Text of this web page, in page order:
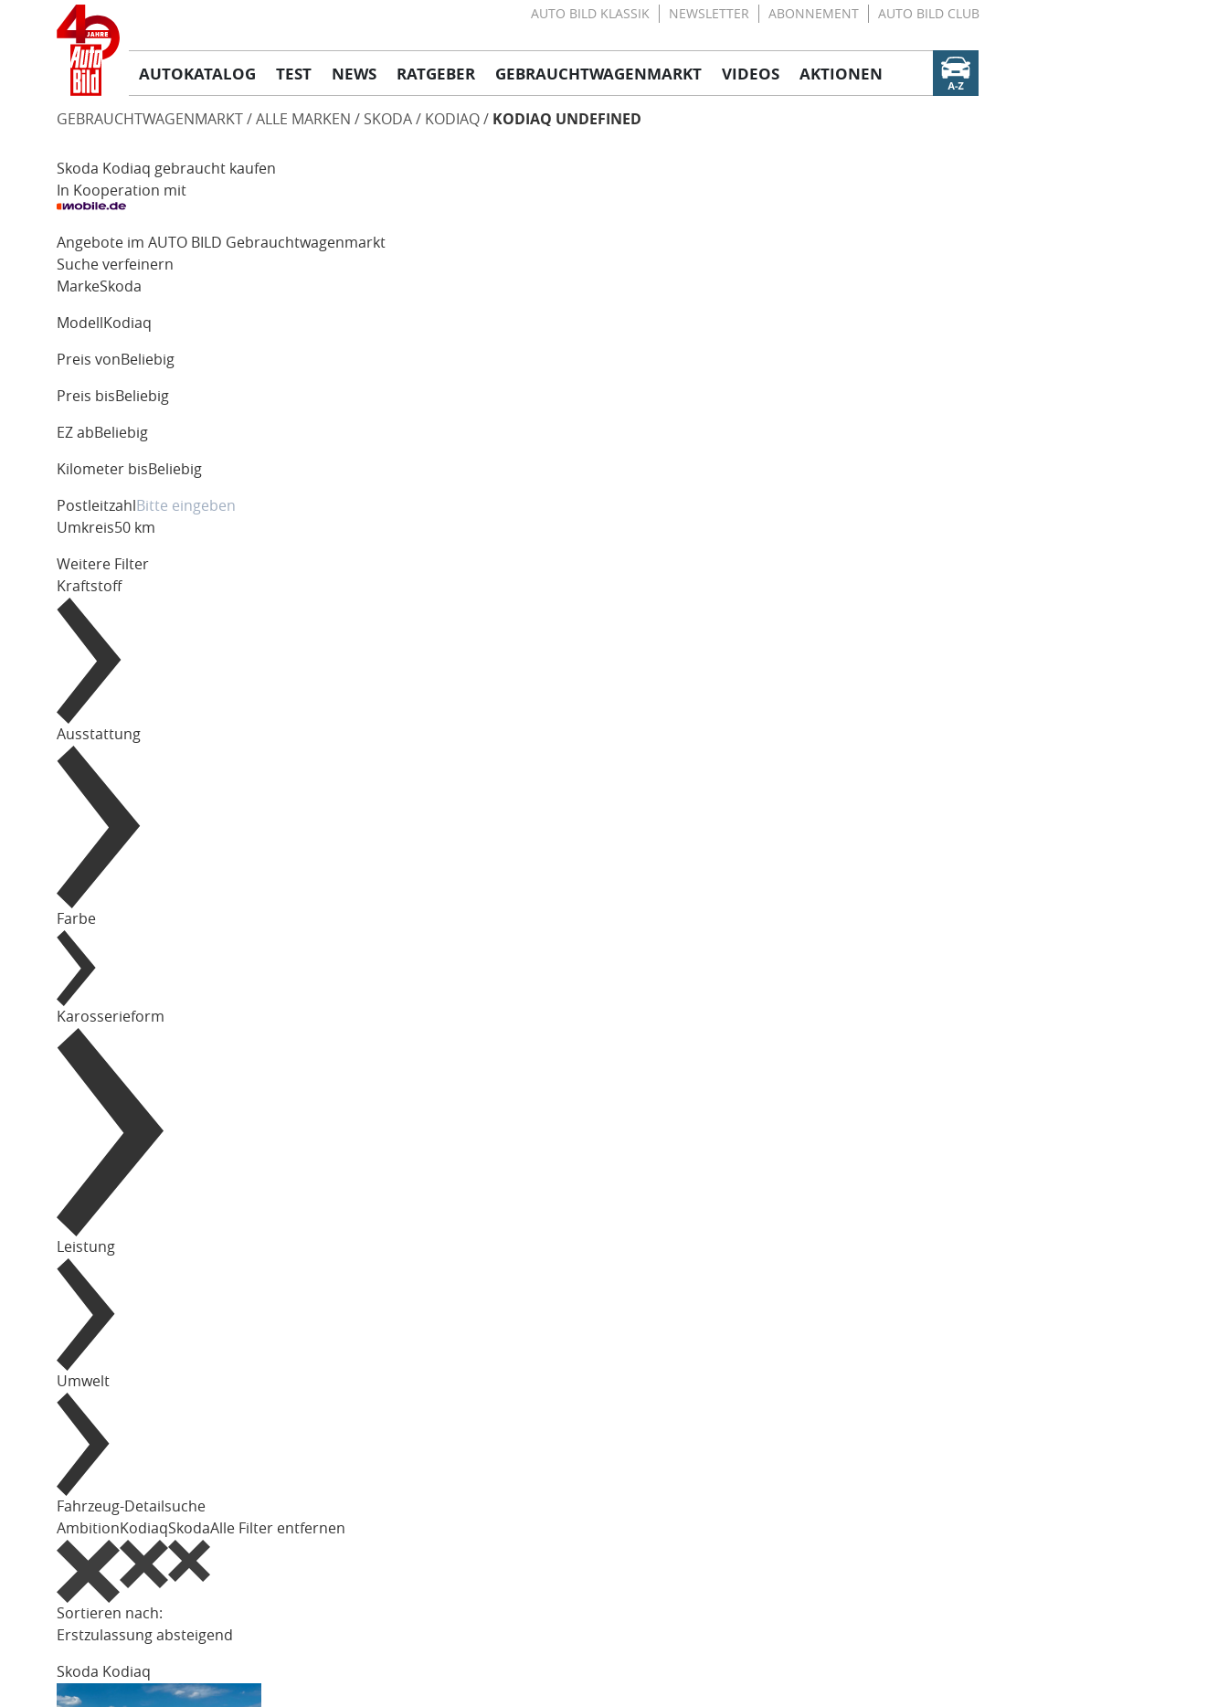
AUTO BILD KLASSIK NEWSLETTER ABONNEMENT AUTO BILD CLUB
AUTOKATALOG TEST NEWS RATGEBER GEBRAUCHTWAGENMARKT VIDEOS AKTIONEN
GEBRAUCHTWAGENMARKT ALLE MARKEN SKODA KODIAQ KODIAQ UNDEFINED
Skoda Kodiaq gebraucht kaufen
In Kooperation mit
Angebote im AUTO BILD Gebrauchtwagenmarkt
Suche verfeinern
MarkeSkoda
Modell Kodiaq
Preis von Beliebig
Preis bis Beliebig
EZ ab Beliebig
Kilometer bis Beliebig
Postleitzahl
Umkreis50 km
Weitere Filter
Kraftstoff
Ausstattung
Farbe
Karosserieform
Leistung
Umwelt
Fahrzeug-Detailsuche
AmbitionKodiaqSkodaAlle Filter entfernen
Sortieren nach:
Erstzulassung absteigend
Skoda Kodiaq